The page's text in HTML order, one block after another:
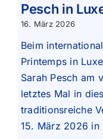
Pesch in
16. März 2026
Beim
Printemps in
Sarah Pesch am
letztes Mal in
traditionsreiche
15. März 2026 in